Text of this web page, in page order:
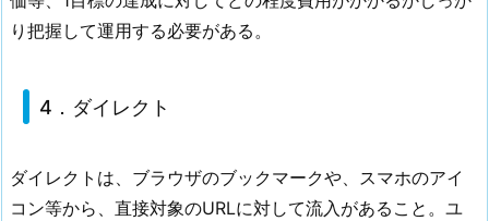
り把握して運用する必要がある。
4．ダイレクト
ダイレクトは、ブラウザのブックマークや、スマホのアイ
コン等から、直接対象のURLに対して流入があること。ユ